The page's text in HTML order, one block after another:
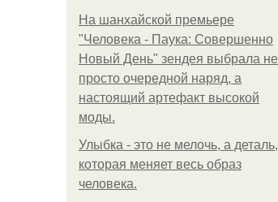
На шанхайской премьере
"Человека - Паука: Совершенно
Новый День" зендея выбрала не
просто очередной наряд, а
настоящий артефакт высокой
моды.
Улыбка - это не мелочь, а деталь,
которая меняет весь образ
человека.